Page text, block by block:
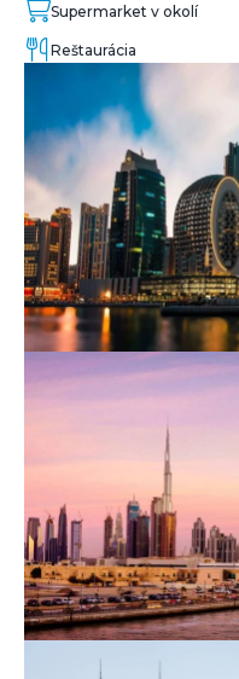
Supermarket v okolí
Reštaurácia